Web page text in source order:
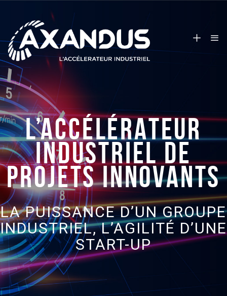
L’ACCÉLÉRATEUR
INDUSTRIEL DE
PROJETS INNOVANTS
LA PUISSANCE D’UN GROUPE
INDUSTRIEL, L’AGILITÉ D’UNE
START-UP